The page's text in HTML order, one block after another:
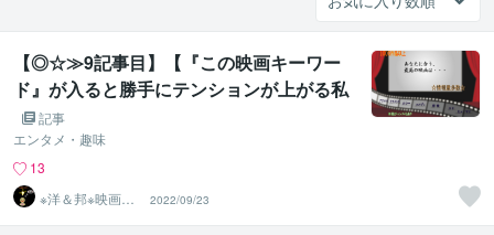
【◎☆≫9記事目】【『この映画キーワー
ド』が入ると勝手にテンションが上がる私
ｗ】記事
エンタメ・趣味
13
※洋＆邦※映画10
00作以上鑑賞済
のST
2022/09/23